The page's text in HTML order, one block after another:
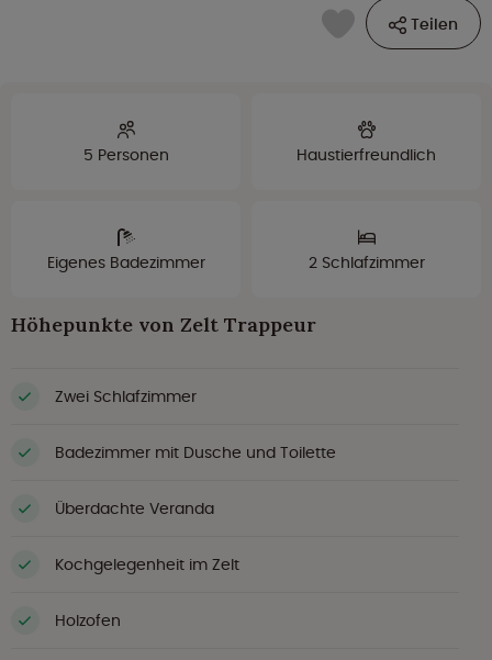
Teilen
5 Personen Haustierfreundlich
Eigenes Badezimmer 2 Schlafzimmer
Höhepunkte von Zelt Trappeur
Zwei Schlafzimmer
Badezimmer mit Dusche und Toilette
Überdachte Veranda
Kochgelegenheit im Zelt
Holzofen